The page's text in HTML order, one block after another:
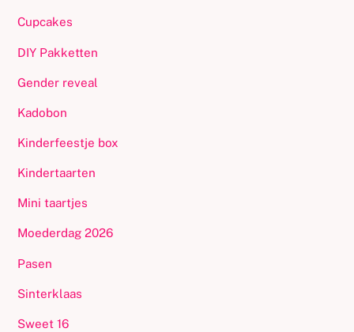
Cupcakes
DIY Pakketten
Gender reveal
Kadobon
Kinderfeestje box
Kindertaarten
Mini taartjes
Moederdag 2026
Pasen
Sinterklaas
Sweet 16